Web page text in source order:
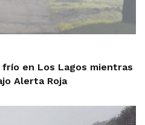
en Los Lagos mientras
Alerta Roja